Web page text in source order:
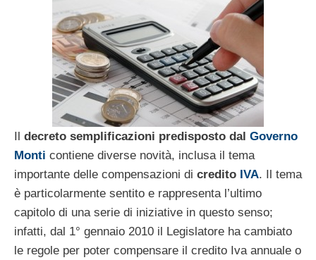
Il decreto semplificazioni predisposto dal Governo
Monti contiene diverse novità, inclusa il tema
importante delle compensazioni di credito IVA. Il tema
è particolarmente sentito e rappresenta l’ultimo
capitolo di una serie di iniziative in questo senso;
infatti, dal 1° gennaio 2010 il Legislatore ha cambiato
le regole per poter compensare il credito Iva annuale o